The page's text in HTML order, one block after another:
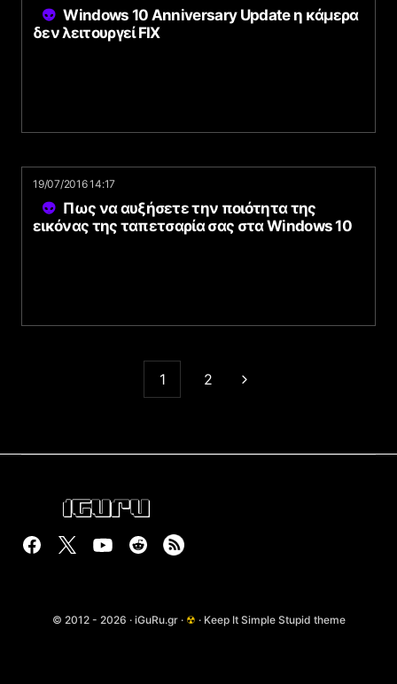
Windows 10 Anniversary Update η κάμερα
δεν λειτουργεί FIX
19/07/2016 14:17
Πως να αυξήσετε την ποιότητα της
εικόνας της ταπετσαρία σας στα Windows 10
1 2
© 2012 - 2026 · iGuRu.gr · ☢ · Keep It Simple Stupid theme